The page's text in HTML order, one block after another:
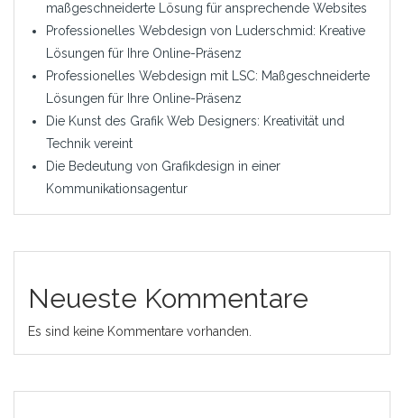
maßgeschneiderte Lösung für ansprechende Websites
Professionelles Webdesign von Luderschmid: Kreative
Lösungen für Ihre Online-Präsenz
Professionelles Webdesign mit LSC: Maßgeschneiderte
Lösungen für Ihre Online-Präsenz
Die Kunst des Grafik Web Designers: Kreativität und
Technik vereint
Die Bedeutung von Grafikdesign in einer
Kommunikationsagentur
Neueste Kommentare
Es sind keine Kommentare vorhanden.